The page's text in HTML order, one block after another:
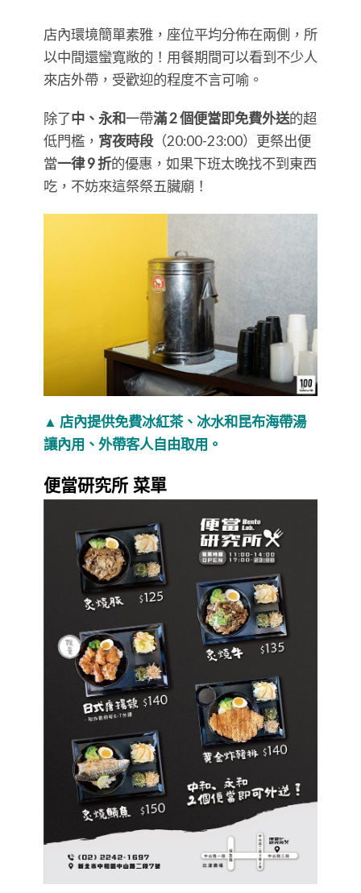
店內環境簡單素雅，座位平均分佈在兩側，所
以中間還蠻寬敞的！用餐期間可以看到不少人
來店外帶，受歡迎的程度不言可喻。
除了中、永和一帶滿 2 個便當即免費外送的超
低門檻， 宵夜時段（20:00-23:00）更祭出便
當一律 9 折的優惠，如果下班太晚找不到東西
吃，不妨來這祭祭五臟廟！
▲ 店內提供免費冰紅茶、 冰水和昆布海帶湯
讓內用、外帶客人自由取用。
便當研究所 菜單